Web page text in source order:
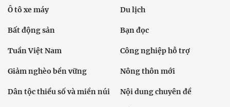
Ô tô xe máy Du lịch
Bất động sản Bạn đọc
Tuần Việt Nam Công nghiệp hỗ trợ
Giảm nghèo bền vững Nông thôn mới
Dân tộc thiểu số và miền núi Nội dung chuyên đề